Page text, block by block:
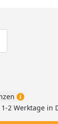
eins verringern
manuell
2 Werktage in